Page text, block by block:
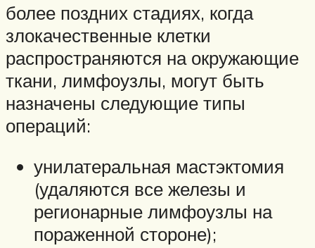
более поздних стадиях, когда
злокачественные клетки
распространяются на окружающие
ткани, лимфоузлы, могут быть
назначены следующие типы
операций:
унилатеральная мастэктомия
(удаляются все железы и
регионарные лимфоузлы на
пораженной стороне);